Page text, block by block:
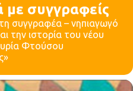
με συγγραφείς
συγγραφέα – νηπιαγωγό
την ιστορία του νέου
Φτούσου